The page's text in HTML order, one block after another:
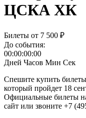
ЦСКА ХК
Билеты от 7 500 ₽
До события:
00:00:00:00
Дней Часов Мин Сек
Спешите купить
который пройдет 18
Официальные билеты
сайт или звоните +7